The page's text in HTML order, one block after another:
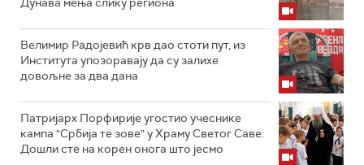
Велимир Радојевић крв дао стоти пут, из
Института упозоравају да су залихе
довољне за два дана
Патријарх Порфирије угостио учеснике
кампа "Србија те зове" у Храму Светог Саве:
Дошли сте на корен онога што јесмо